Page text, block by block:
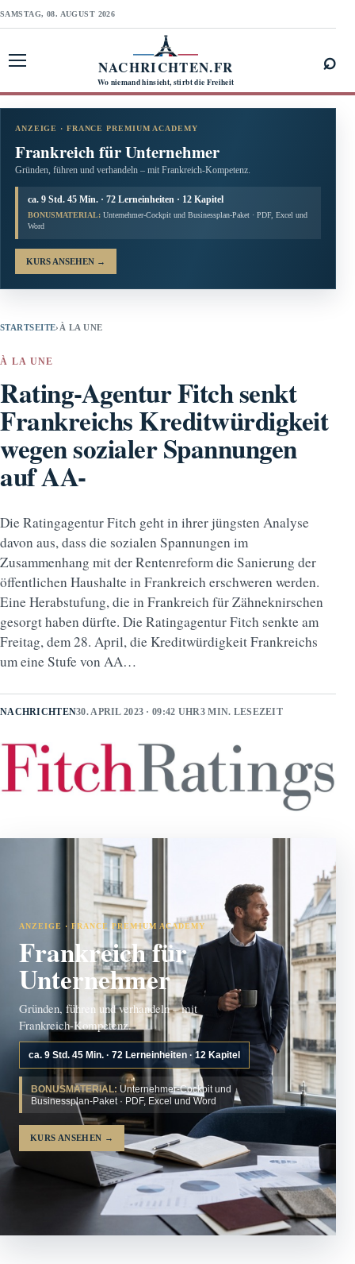
SAMSTAG, 08. AUGUST 2026
NACHRICHTEN.FR
Wo niemand hinsieht, stirbt die Freiheit
⌕
ANZEIGE · FRANCE PREMIUM ACADEMY
Frankreich für Unternehmer
Gründen, führen und verhandeln – mit Frankreich-Kompetenz.
ca. 9 Std. 45 Min. · 72 Lerneinheiten · 12 Kapitel
BONUSMATERIAL: Unternehmer-Cockpit und Businessplan-Paket · PDF, Excel und
Word
KURS ANSEHEN →
STARTSEITE› À LA UNE
À LA UNE
Rating-Agentur Fitch senkt
Frankreichs Kreditwürdigkeit
wegen sozialer Spannungen
auf AA-
Die Ratingagentur Fitch geht in ihrer jüngsten Analyse
davon aus, dass die sozialen Spannungen im
Zusammenhang mit der Rentenreform die Sanierung der
öffentlichen Haushalte in Frankreich erschweren werden.
Eine Herabstufung, die in Frankreich für Zähneknirschen
gesorgt haben dürfte. Die Ratingagentur Fitch senkte am
Freitag, dem 28. April, die Kreditwürdigkeit Frankreichs
um eine Stufe von AA…
NACHRICHTEN30. APRIL 2023 · 09:42 UHR3 MIN. LESEZEIT
ANZEIGE · FRANCE PREMIUM ACADEMY
Frankreich für
Unternehmer
Gründen, führen und verhandeln – mit
Frankreich-Kompetenz.
ca. 9 Std. 45 Min. · 72 Lerneinheiten · 12 Kapitel
BONUSMATERIAL: Unternehmer-Cockpit und
Businessplan-Paket · PDF, Excel und Word
KURS ANSEHEN →